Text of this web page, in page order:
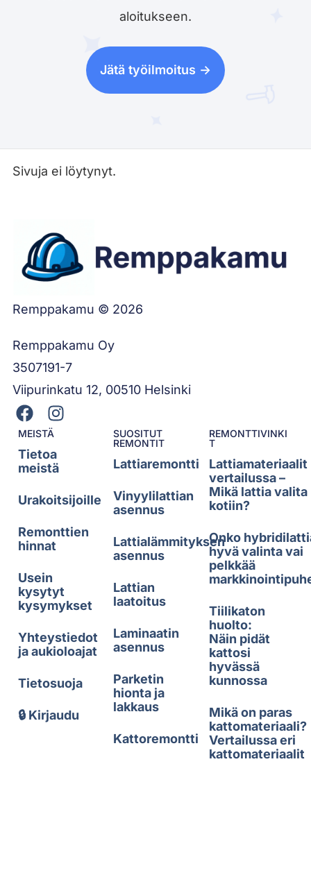
aloitukseen.
Jätä työilmoitus ->
Sivuja ei löytynyt.
Remppakamu © 2026
Remppakamu Oy
3507191-7
Viipurinkatu 12, 00510 Helsinki
MEISTÄ
Tietoa
meistä
Urakoitsijoille
Remonttien
hinnat
Usein
kysytyt
kysymykset
Yhteystiedot
ja aukioloajat
Tietosuoja
🔒 Kirjaudu
SUOSITUT
REMONTIT
Lattiaremontti
Vinyylilattian
asennus
Lattialämmityksen
asennus
Lattian
laatoitus
Laminaatin
asennus
Parketin
hionta ja
lakkaus
Kattoremontti
REMONTTIVINKI
T
Lattiamateriaalit
vertailussa –
Mikä lattia valita
kotiin?
Onko
hyvä valinta vai
pelkkää
Tiilikaton
huolto:
Näin pidät
kattosi
hyvässä
kunnossa
Mikä on paras
kattomateriaali?
Vertailussa eri
kattomateriaalit